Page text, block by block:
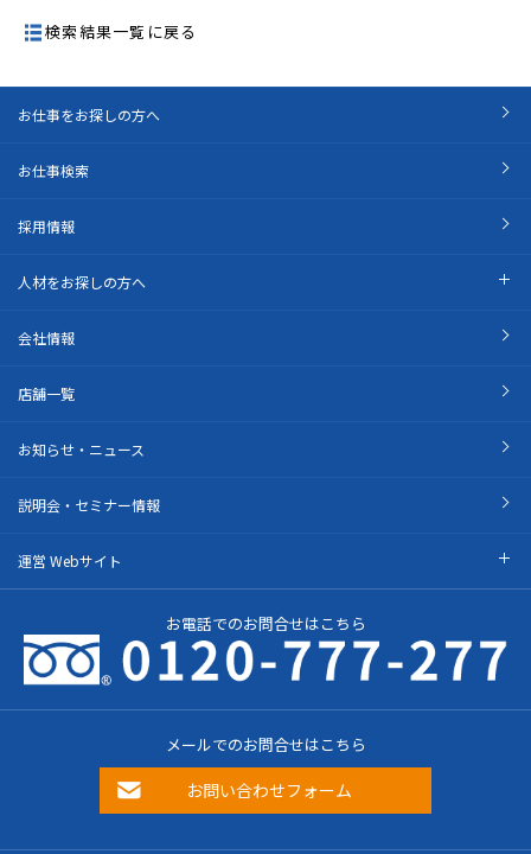
検索結果一覧に戻る
お仕事をお探しの方へ
お仕事検索
採用情報
人材をお探しの方へ
会社情報
店舗一覧
お知らせ・ニュース
説明会・セミナー情報
運営 Webサイト
お電話でのお問合せはこちら
メールでのお問合せはこちら
お問い合わせフォーム